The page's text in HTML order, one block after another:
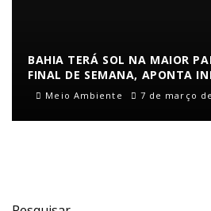
BAHIA TERÁ SOL NA MAIOR
FINAL DE SEMANA, APONTA
Meio Ambiente 7 de março